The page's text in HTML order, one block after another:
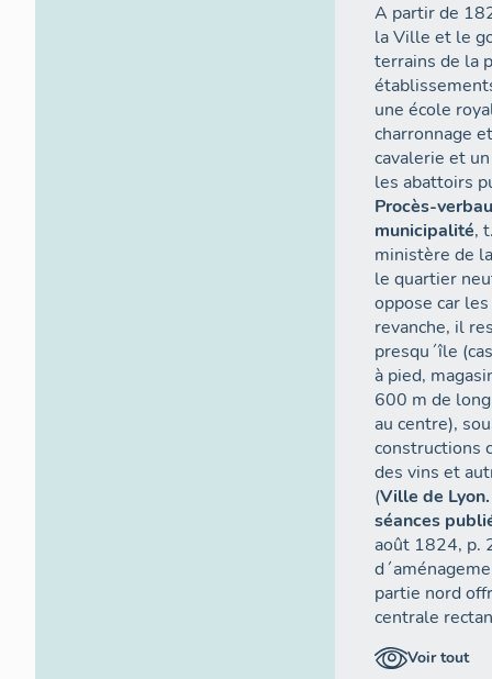
A partir de
la Ville et le
terrains de la
une école
charronnage
cavalerie et
les abattoirs
Procès-
municipalité,
ministère de
le quartier
oppose car
revanche, il
presqu´île
à pied,
600 m de
au centre),
constructions
des vins et
(Ville de
séances
août 1824, p.
partie nord
centrale
partie sud
de mars,
Voir tout